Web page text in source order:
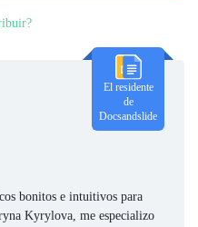
El residente
de
Docsandslide
bonitos e intuitivos para
Kyrylova, me especializo